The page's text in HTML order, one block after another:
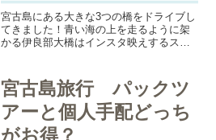
宮古島にある大きな3つの橋をドライブし
てきました！青い海の上を走るように架
かる伊良部大橋はインスタ映えするステ
に旅行に行かれる方、ぜひ読んでくださ
い！
宮古島旅行 パックツ
アーと個人手配どっち
がお得？